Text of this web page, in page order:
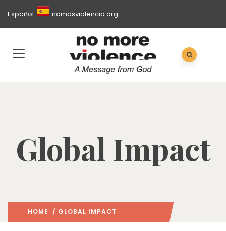
Español nomasviolencia.org
Global Impact
HOME / GLOBAL IMPACT